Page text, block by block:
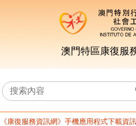
澳門特區康復服
《康復服務資訊網》手機應用程式下載資訊